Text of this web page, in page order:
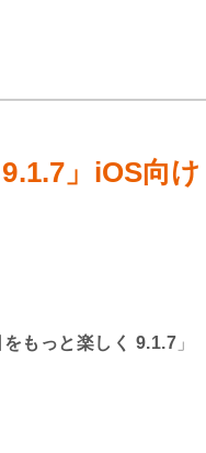
」iOS向け
もっと楽しく 9.1.7 」